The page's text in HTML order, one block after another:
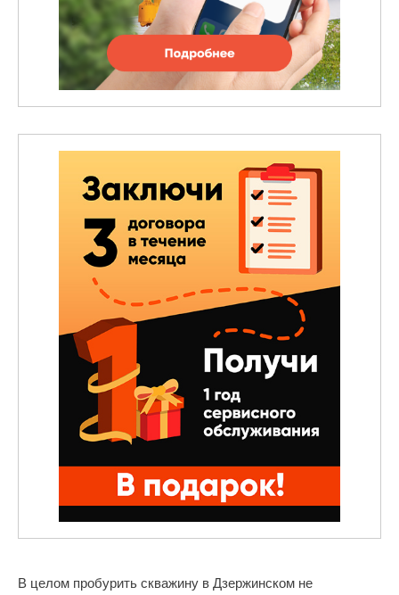
В целом пробурить скважину в Дзержинском не